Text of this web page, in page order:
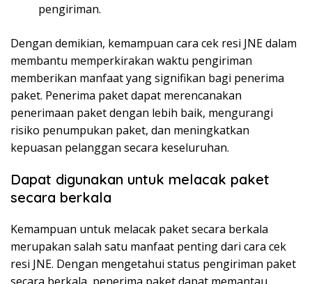
pengiriman.
Dengan demikian, kemampuan cara cek resi JNE dalam
membantu memperkirakan waktu pengiriman
memberikan manfaat yang signifikan bagi penerima
paket. Penerima paket dapat merencanakan
penerimaan paket dengan lebih baik, mengurangi
risiko penumpukan paket, dan meningkatkan
kepuasan pelanggan secara keseluruhan.
Dapat digunakan untuk melacak paket
secara berkala
Kemampuan untuk melacak paket secara berkala
merupakan salah satu manfaat penting dari cara cek
resi JNE. Dengan mengetahui status pengiriman paket